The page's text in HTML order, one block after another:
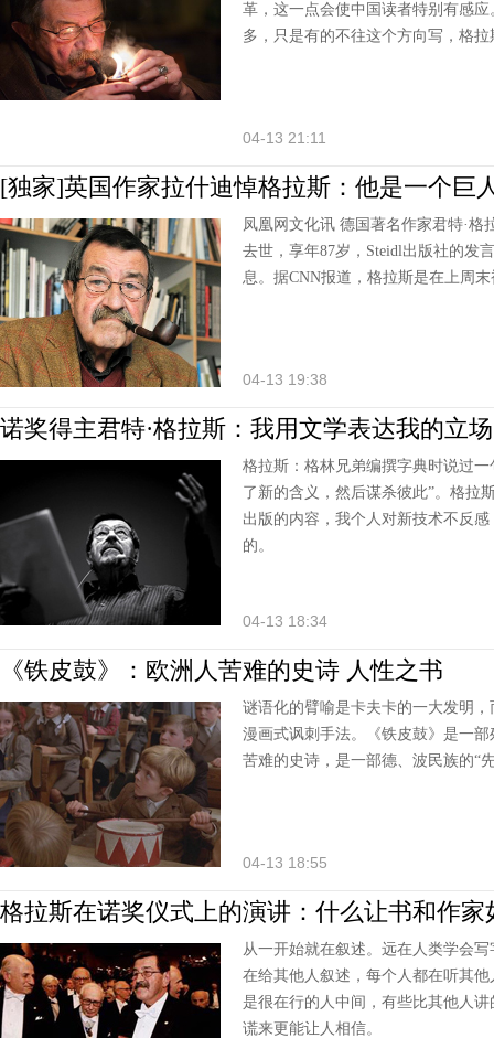
革，这一点会使中国读者特别有感
多，只是有的不往这个方向写，格
04-13 21:11
[独家]英国作家拉什迪悼格拉斯：他是一个巨
凤凰网文化讯 德国著名作家君特·格
去世，享年87岁，Steidl出版社的发
息。据CNN报道，格拉斯是在上周末
04-13 19:38
诺奖得主君特·格拉斯：我用文学表达我的立场
格拉斯：格林兄弟编撰字典时说过
了新的含义，然后谋杀彼此”。格拉
出版的内容，我个人对新技术不反
的。
04-13 18:34
《铁皮鼓》：欧洲人苦难的史诗 人性之书
谜语化的臂喻是卡夫卡的一大发明
漫画式讽刺手法。《铁皮鼓》是一
苦难的史诗，是一部德、波民族的“
04-13 18:55
格拉斯在诺奖仪式上的演讲：什么让书和作家
从一开始就在叙述。远在人类学会
在给其他人叙述，每个人都在听其
是很在行的人中间，有些比其他人
谎来更能让人相信。